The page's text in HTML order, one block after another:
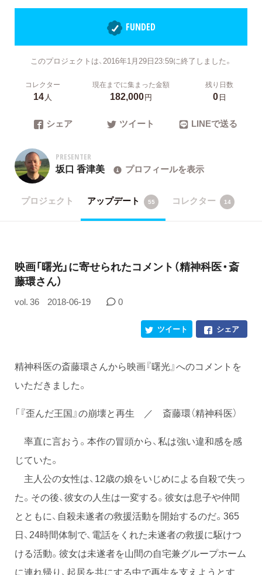
FUNDED
このプロジェクトは、2016年1月29日23:59に終了しました。
コレクター
14人
現在までに集まった金額
182,000円
残り日数
0日
シェア ツイート LINEで送る
PRESENTER
坂口 香津美 プロフィールを表示
プロジェクト アップデート 55 コレクター 14
映画「曙光」に寄せられたコメント（精神科医・斎
藤環さん）
vol. 36 2018-06-19 0
シェア
ツイート
精神科医の斎藤環さんから映画『曙光』へのコメントを
いただきました。
「『歪んだ王国』の崩壊と再生 ／ 斎藤環（精神科医）
率直に言おう。本作の冒頭から、私は強い違和感を感
じていた。
主人公の女性は、12歳の娘をいじめによる自殺で失っ
た。その後、彼女の人生は一変する。彼女は息子や仲間
とともに、自殺未遂者の救援活動を開始するのだ。365
日、24時間体制で、電話をくれた未遂者の救援に駆けつ
ける活動。彼女は未遂者を山間の自宅兼グループホーム
に連れ帰り、起居を共にする中で再生を支えようとす